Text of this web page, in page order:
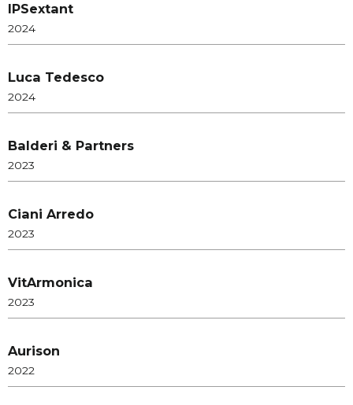
IPSextant
2024
Luca Tedesco
2024
Balderi & Partners
2023
Ciani Arredo
2023
VitArmonica
2023
Aurison
2022